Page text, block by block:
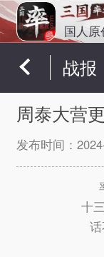
战报
国人原
周泰大营
发布时间：
十